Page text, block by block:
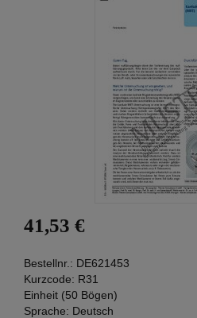
41,53 €
Bestellnr.: DE621453
Kurzcode: R31
Einheit (50 Bögen)
Sprache: Deutsch